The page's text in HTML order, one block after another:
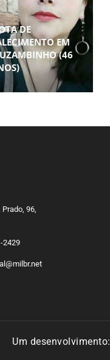
DE
EM
(46
96,
2429
Um desenvolvimento: